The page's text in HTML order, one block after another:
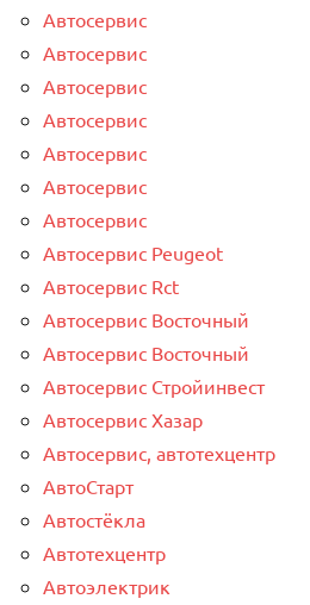
Автосервис
Автосервис
Автосервис
Автосервис
Автосервис
Автосервис
Автосервис
Автосервис Peugeot
Автосервис Rct
Автосервис Восточный
Автосервис Восточный
Автосервис Стройинвест
Автосервис Хазар
Автосервис, автотехцентр
АвтоСтарт
Автостёкла
Автотехцентр
Автоэлектрик